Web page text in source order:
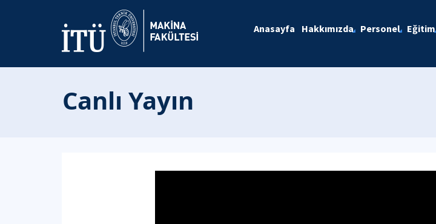
Anasayfa Hakkımızda Personel Eğitim
Canlı Yayın